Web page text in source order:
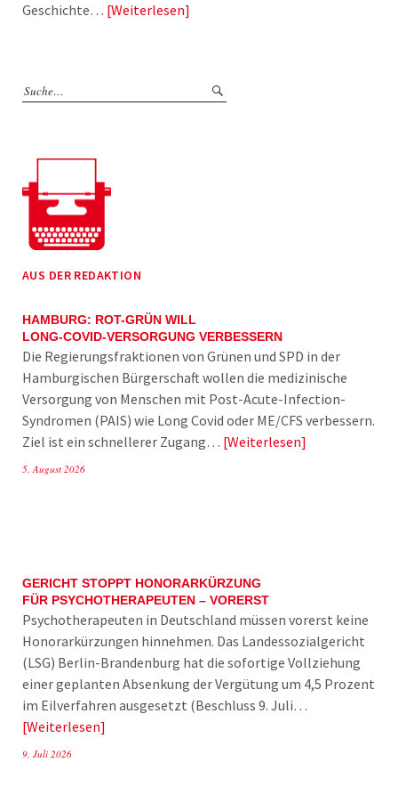
Geschichte… Weiterlesen
AUS DER REDAKTION
HAMBURG: ROT-GRÜN WILL
LONG-COVID-VERSORGUNG VERBESSERN
Die Regierungsfraktionen von Grünen und SPD in der
Hamburgischen Bürgerschaft wollen die medizinische
Versorgung von Menschen mit Post-Acute-Infection-
Syndromen (PAIS) wie Long Covid oder ME/CFS verbessern.
Ziel ist ein schnellerer Zugang… Weiterlesen
5. August 2026
GERICHT STOPPT HONORARKÜRZUNG
FÜR PSYCHOTHERAPEUTEN – VORERST
Psychotherapeuten in Deutschland müssen vorerst keine
Honorarkürzungen hinnehmen. Das Landessozialgericht
(LSG) Berlin-Brandenburg hat die sofortige Vollziehung
einer geplanten Absenkung der Vergütung um 4,5 Prozent
im Eilverfahren ausgesetzt (Beschluss 9. Juli…
Weiterlesen
9. Juli 2026